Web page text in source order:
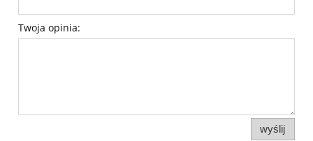
Twoja opinia:
wyślij